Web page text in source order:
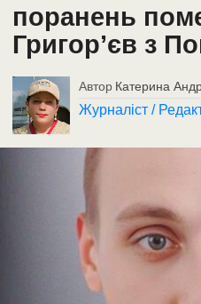
поранень
Григор’єв з
Автор Катерина
Журналіст /